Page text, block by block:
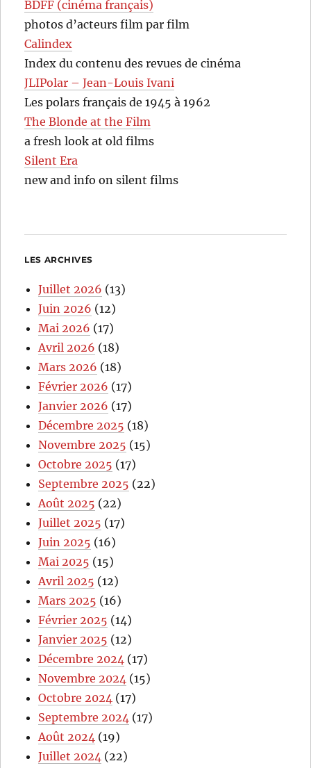
BDFF (cinéma français)
photos d’acteurs film par film
Calindex
Index du contenu des revues de cinéma
JLIPolar – Jean-Louis Ivani
Les polars français de 1945 à 1962
The Blonde at the Film
a fresh look at old films
Silent Era
new and info on silent films
LES ARCHIVES
Juillet 2026 (13)
Juin 2026 (12)
Mai 2026 (17)
Avril 2026 (18)
Mars 2026 (18)
Février 2026 (17)
Janvier 2026 (17)
Décembre 2025 (18)
Novembre 2025 (15)
Octobre 2025 (17)
Septembre 2025 (22)
Août 2025 (22)
Juillet 2025 (17)
Juin 2025 (16)
Mai 2025 (15)
Avril 2025 (12)
Mars 2025 (16)
Février 2025 (14)
Janvier 2025 (12)
Décembre 2024 (17)
Novembre 2024 (15)
Octobre 2024 (17)
Septembre 2024 (17)
Août 2024 (19)
Juillet 2024 (22)